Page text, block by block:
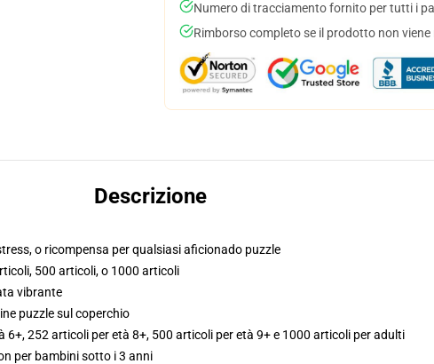
Numero di tracciamento fornito per tutti i
Rimborso completo se il prodotto non
Descrizione
o ricompensa per qualsiasi aficionado puzzle
500 articoli, o 1000 articoli
vibrante
puzzle sul coperchio
252 articoli per età 8+, 500 articoli per età 9+ e 1000 articoli per adulti
per bambini sotto i 3 anni